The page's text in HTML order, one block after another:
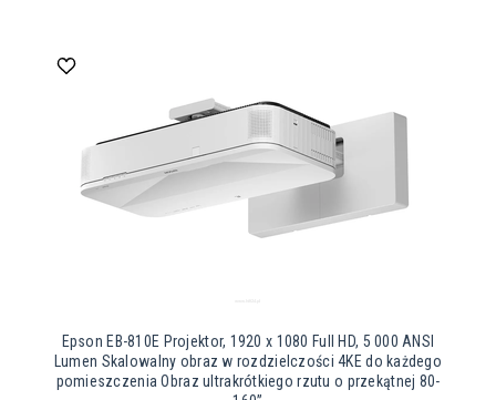
Epson EB-810E Projektor, 1920 x 1080 Full HD, 5 000 ANSI
Lumen Skalowalny obraz w rozdzielczości 4KE do każdego
pomieszczenia Obraz ultrakrótkiego rzutu o przekątnej 80-